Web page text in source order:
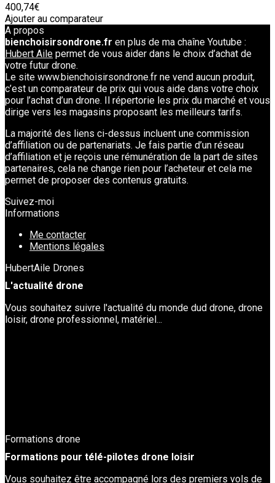
400,74€
Ajouter au comparateur
A propos
bienchoisirsondrone.fr en plus de ma chaîne Youtube :
Hubert Aile permet de vous aider dans le choix d’achat de
votre futur drone.
Le site www.bienchoisirsondrone.fr ne vend aucun produit,
c’est un comparateur de prix qui vous aide dans votre choix
pour l’achat d’un drone. Il répertorie les prix du marché et vous
dirige vers les magasins proposant les meilleurs tarifs.
La majorité des liens ci-dessus incluent une commission
d’affiliation ou de partenariats. Je fais partie d’un réseau
d’affiliation et je reçois une rémunération de la part de sites
partenaires, cela ne change rien pour l’acheteur et cela me
permet de proposer des contenus gratuits.
Suivez-moi
Informations
Me contacter
Mentions légales
HubertAile Drones
L'actualité drone
Vous souhaitez suivre l'actualité du monde dud drone, drone
loisir, drone professionnel, matériel...
Formations drone
Formations pour télé-pilotes drone loisir
Vous souhaitez être accompagné lors des premiers vols de